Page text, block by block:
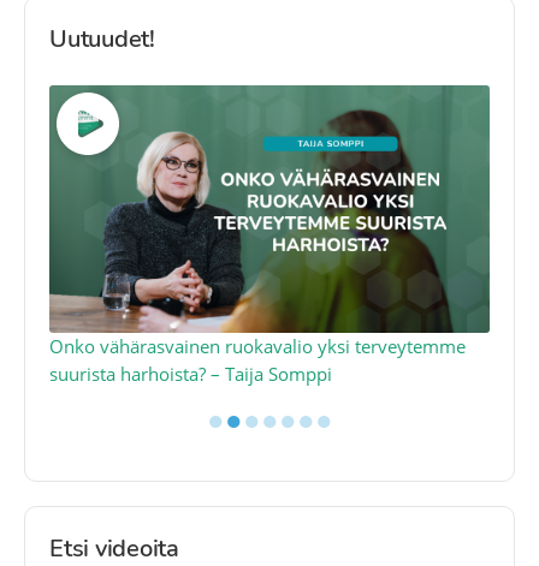
Uutuudet!
Onko vähärasvainen ruokavalio yksi terveytemme
suurista harhoista? – Taija Somppi
●●●●●●●
Etsi videoita